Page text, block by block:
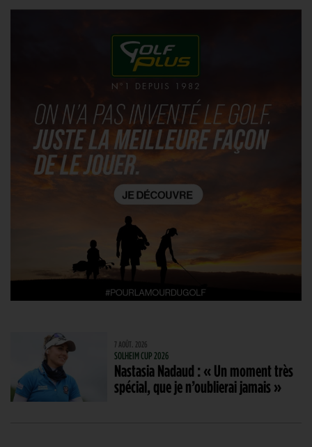
7 AOÛT. 2026
SOLHEIM CUP 2026
Nastasia Nadaud : « Un moment très
spécial, que je n’oublierai jamais »